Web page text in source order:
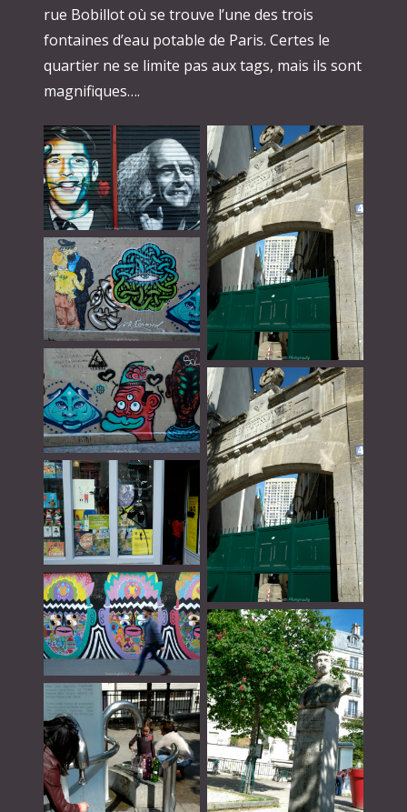
rue Bobillot où se trouve l’une des trois
fontaines d’eau potable de Paris. Certes le
quartier ne se limite pas aux tags, mais ils sont
magnifiques….